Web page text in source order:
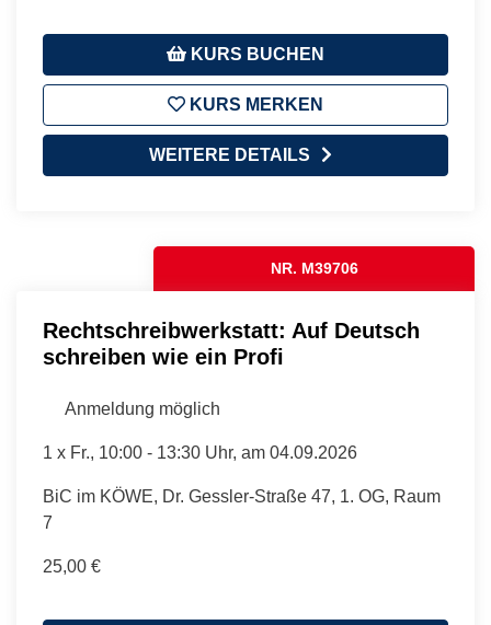
KURS BUCHEN
KURS MERKEN
WEITERE DETAILS
NR. M39706
Rechtschreibwerkstatt: Auf Deutsch
schreiben wie ein Profi
Anmeldung möglich
1 x Fr., 10:00 - 13:30 Uhr, am 04.09.2026
BiC im KÖWE, Dr. Gessler-Straße 47, 1. OG, Raum
7
25,00 €